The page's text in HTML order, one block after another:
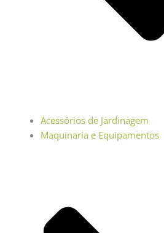
Acessórios de Jardinagem
Maquinaria e Equipamentos